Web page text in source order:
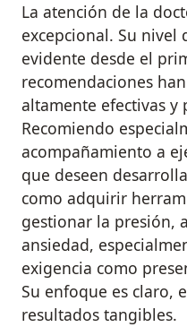
La atención de la
excepcional. Su nivel
evidente desde el
recomendaciones
altamente efectivas y
Recomiendo
acompañamiento a
que deseen
como adquirir
gestionar la presión,
ansiedad,
exigencia como
Su enfoque es claro,
resultados tangibles.